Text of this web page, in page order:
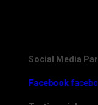
Social Media
Facebook